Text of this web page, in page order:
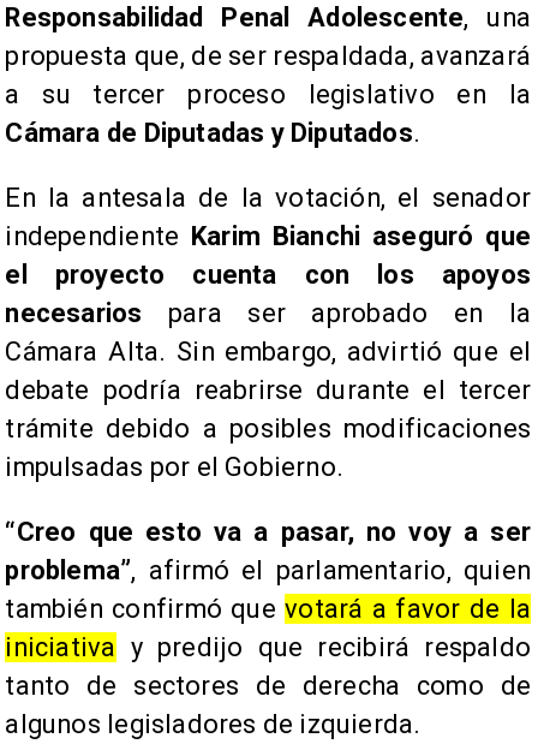
Responsabilidad Penal Adolescente, una
propuesta que, de ser respaldada, avanzará
a su tercer proceso legislativo en la
Cámara de Diputadas y Diputados.
En la antesala de la votación, el senador
independiente Karim Bianchi aseguró que
el proyecto cuenta con los apoyos
necesarios para ser aprobado en la
Cámara Alta. Sin embargo, advirtió que el
debate podría reabrirse durante el tercer
trámite debido a posibles modificaciones
impulsadas por el Gobierno.
“Creo que esto va a pasar, no voy a ser
problema”, afirmó el parlamentario, quien
también confirmó quevotará a favor de la
iniciativa y predijo que recibirá respaldo
tanto de sectores de derecha como de
algunos legisladores de izquierda.